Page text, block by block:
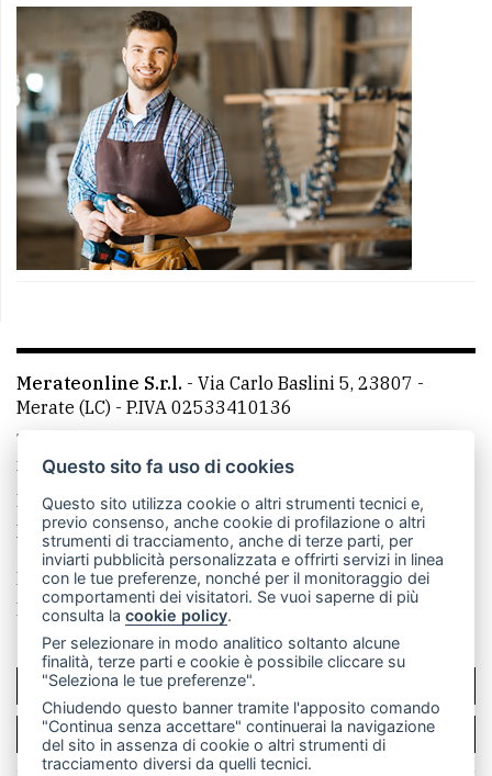
Merateonline S.r.l. - Via Carlo Baslini 5, 23807 -
Merate (LC) - P.IVA 02533410136
Telefono:
mail: redazione@merateonline.it
La redazione
CasateOnline LeccoOnline
RSS
Made by VIP
Privacy policy
Cookie policy
Rivedi le tue scelte sui cookie
SCRIVICI
PER LA TUA PUBBLICITÀ
Questo sito fa uso di cookies
Questo sito utilizza cookie o altri strumenti tecnici e,
previo consenso, anche cookie di profilazione o altri
strumenti di tracciamento, anche di terze parti, per
inviarti pubblicità personalizzata e offrirti servizi in linea
con le tue preferenze, nonché per il monitoraggio dei
comportamenti dei visitatori. Se vuoi saperne di più
consulta lacookie policy.
Per selezionare in modo analitico soltanto alcune
finalità, terze parti e cookie è possibile cliccare su
"Seleziona le tue preferenze".
Chiudendo questo banner tramite l'apposito comando
"Continua senza accettare" continuerai la navigazione
del sito in assenza di cookie o altri strumenti di
tracciamento diversi da quelli tecnici.